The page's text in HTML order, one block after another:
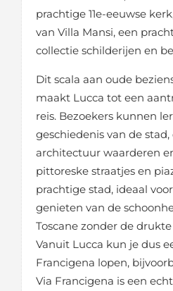
prachtige 11e-eeuwse
van Villa Mansi, een
collectie schilderijen en
Dit scala aan oude
maakt Lucca tot een
reis. Bezoekers kunnen
geschiedenis van de
architectuur waarderen
pittoreske straatjes en
prachtige stad, ideaal
genieten van de
Toscane zonder de
Vanuit Lucca kun je dus
Francigena lopen,
Via Francigena is een